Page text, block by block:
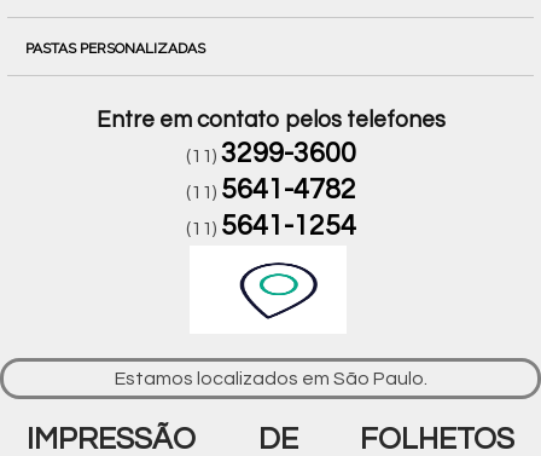
PASTAS PERSONALIZADAS
Entre em contato pelos telefones
(11) 3299-3600
(11) 5641-4782
(11) 5641-1254
Estamos localizados em São Paulo.
IMPRESSÃO DE FOLHETOS